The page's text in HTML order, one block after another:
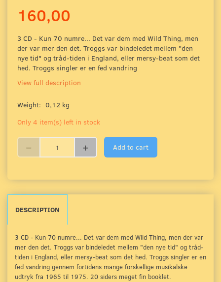
160,00
3 CD - Kun 70 numre... Det var dem med Wild Thing, men
der var mer den det. Troggs var bindeledet mellem "den
nye tid" og tråd-tiden i England, eller mersy-beat som det
hed. Troggs singler er en fed vandring
View full description
Weight: 0,12 kg
Only 4 item(s) left in stock
Add to cart
DESCRIPTION
3 CD - Kun 70 numre... Det var dem med Wild Thing, men der var
mer den det. Troggs var bindeledet mellem "den nye tid" og tråd-
tiden i England, eller mersy-beat som det hed. Troggs singler er en
fed vandring gennem fortidens mange forskellige musikalske
udtryk fra 1965 til 1975. 20 siders meget fin booklet.